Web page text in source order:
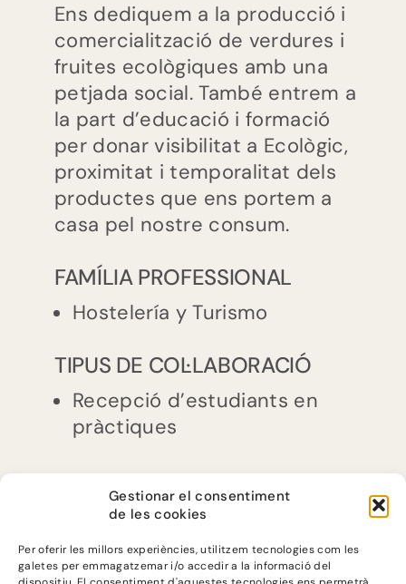
Gestionar el consentiment
de les cookies
Per oferir les millors experiències, utilitzem tecnologies com les
galetes per emmagatzemar i/o accedir a la informació del
Ens dediquem a la producció i
comercialització de verdures i
fruites ecològiques amb una
petjada social. També entrem a
la part d’educació i formació
per donar visibilitat a Ecològic,
proximitat i temporalitat dels
productes que ens portem a
casa pel nostre consum.
FAMÍLIA PROFESSIONAL
Hostelería y Turismo
TIPUS DE COL·LABORACIÓ
Recepció d’estudiants en
pràctiques